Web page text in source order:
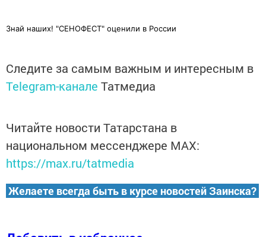
Знай наших! "СЕНОФЕСТ" оценили в России
Следите за самым важным и интересным в
Telegram-канале Татмедиа
Читайте новости Татарстана в
национальном мессенджере MАХ:
https://max.ru/tatmedia
Желаете всегда быть в курсе новостей Заинска?